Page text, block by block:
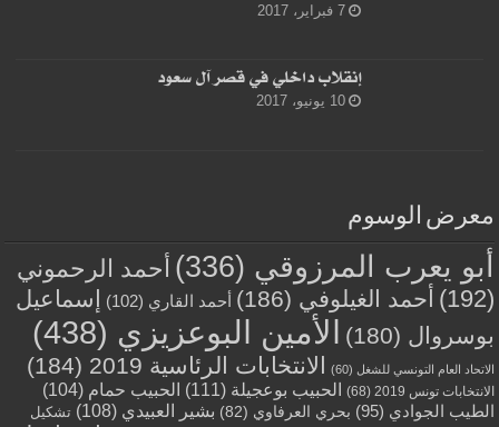
7 فبراير، 2017
إنقلاب داخلي في قصر آل سعود
10 يونيو، 2017
معرض الوسوم
أبو يعرب المرزوقي (336)
أحمد الرحموني
(192)
أحمد الغيلوفي (186) أحمد القاري (102)
إسماعيل
بوسروال (180) الأمين البوعزيزي (438)
الاتحاد العام التونسي للشغل (60) الانتخابات الرئاسية 2019 (184)
الانتخابات تونس 2019 (68) الحبيب بوعجيلة (111) الحبيب حمام (104)
الطيب الجوادي (95) بحري العرفاوي (82) بشير العبيدي (108)
تشكيل